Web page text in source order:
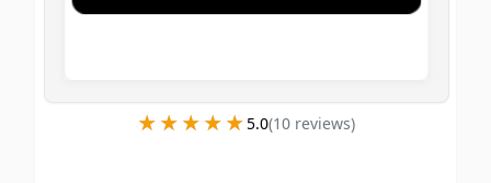
★★★★★
★★★★★5.0(10reviews)